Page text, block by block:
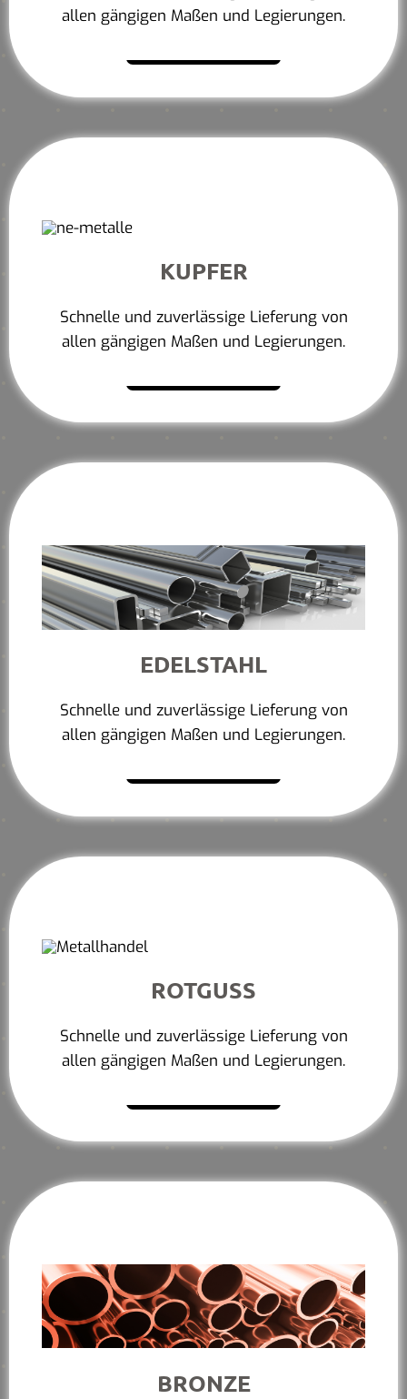
allen gängigen Maßen und Legierungen.
KUPFER
Schnelle und zuverlässige Lieferung von
allen gängigen Maßen und Legierungen.
EDELSTAHL
Schnelle und zuverlässige Lieferung von
allen gängigen Maßen und Legierungen.
ROTGUSS
Schnelle und zuverlässige Lieferung von
allen gängigen Maßen und Legierungen.
BRONZE